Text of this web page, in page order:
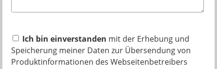
Ich bin einverstanden mit der Erhebung und
Speicherung meiner Daten zur Übersendung von
Produktinformationen des Webseitenbetreibers